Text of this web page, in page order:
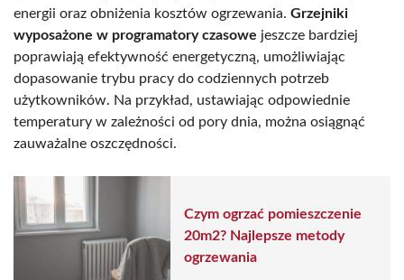
energii oraz obniżenia kosztów ogrzewania. Grzejniki
wyposażone w programatory czasowe jeszcze bardziej
poprawiają efektywność energetyczną, umożliwiając
dopasowanie trybu pracy do codziennych potrzeb
użytkowników. Na przykład, ustawiając odpowiednie
temperatury w zależności od pory dnia, można osiągnąć
zauważalne oszczędności.
Czym ogrzać pomieszczenie
20m2? Najlepsze metody
ogrzewania